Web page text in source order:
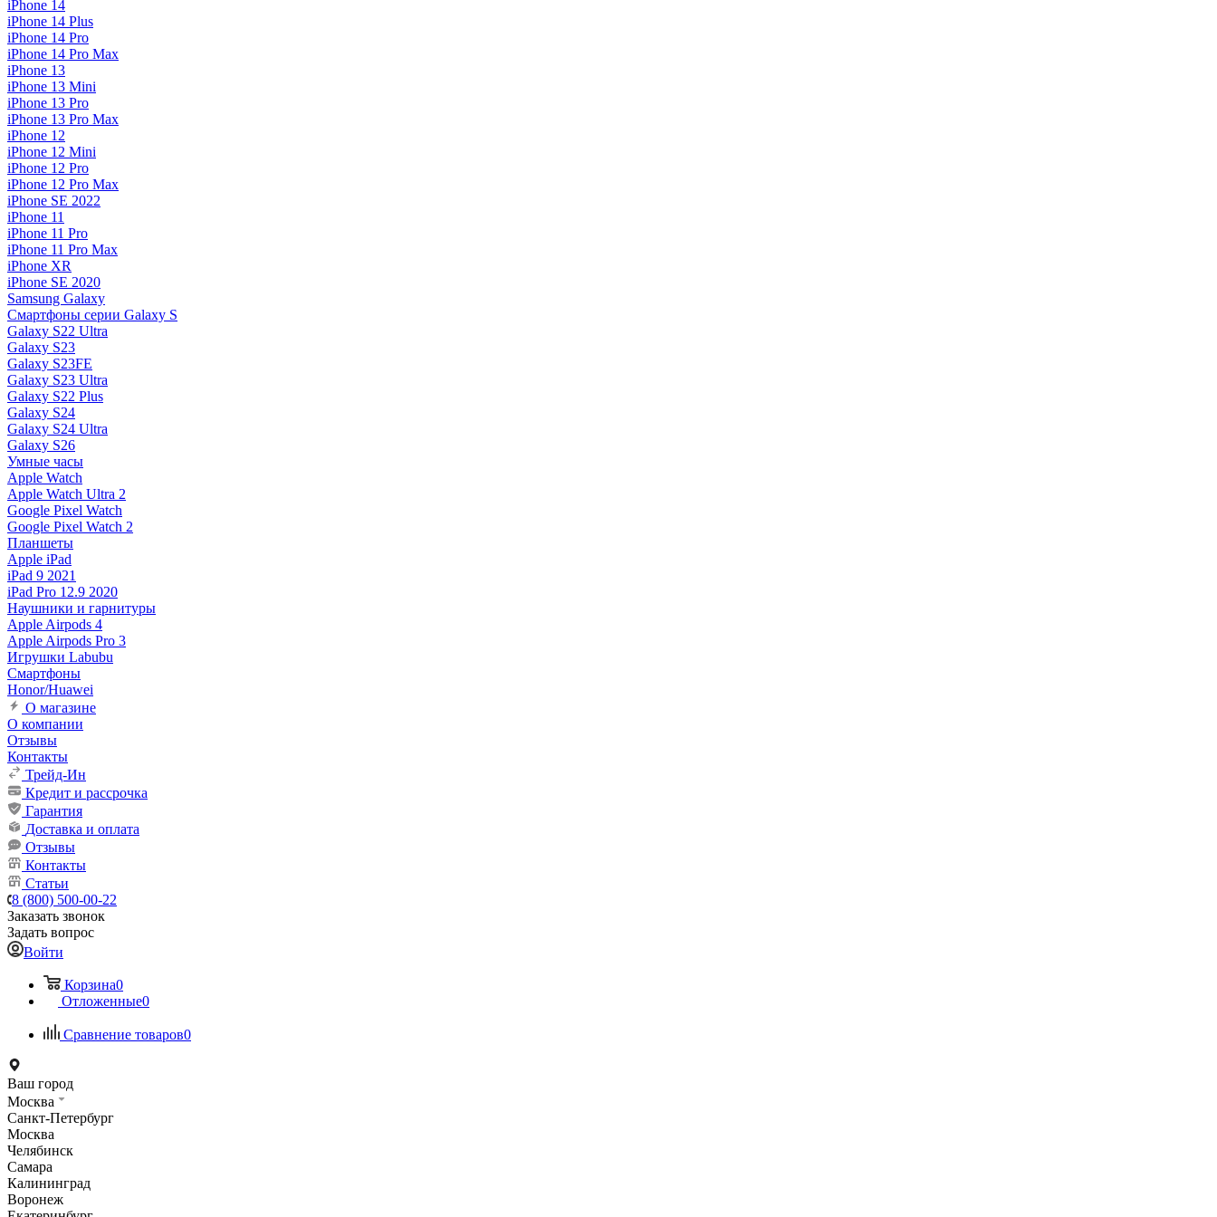
iPhone 14
iPhone 14 Plus
iPhone 14 Pro
iPhone 14 Pro Max
iPhone 13
iPhone 13 Mini
iPhone 13 Pro
iPhone 13 Pro Max
iPhone 12
iPhone 12 Mini
iPhone 12 Pro
iPhone 12 Pro Max
iPhone SE 2022
iPhone 11
iPhone 11 Pro
iPhone 11 Pro Max
iPhone XR
iPhone SE 2020
Samsung Galaxy
Смартфоны серии Galaxy S
Galaxy S22 Ultra
Galaxy S23
Galaxy S23FE
Galaxy S23 Ultra
Galaxy S22 Plus
Galaxy S24
Galaxy S24 Ultra
Galaxy S26
Умные часы
Apple Watch
Apple Watch Ultra 2
Google Pixel Watch
Google Pixel Watch 2
Планшеты
Apple iPad
iPad 9 2021
iPad Pro 12.9 2020
Наушники и гарнитуры
Apple Airpods 4
Apple Airpods Pro 3
Игрушки Labubu
Смартфоны
Honor/Huawei
О магазине
О компании
Отзывы
Контакты
Трейд-Ин
Кредит и рассрочка
Гарантия
Доставка и оплата
Отзывы
Контакты
Статьи
8 (800) 500-00-22
Заказать звонок
Задать вопрос
Войти
Корзина0
Отложенные0
Сравнение товаров0
Ваш город
Москва
Санкт-Петербург
Москва
Челябинск
Самара
Калининград
Воронеж